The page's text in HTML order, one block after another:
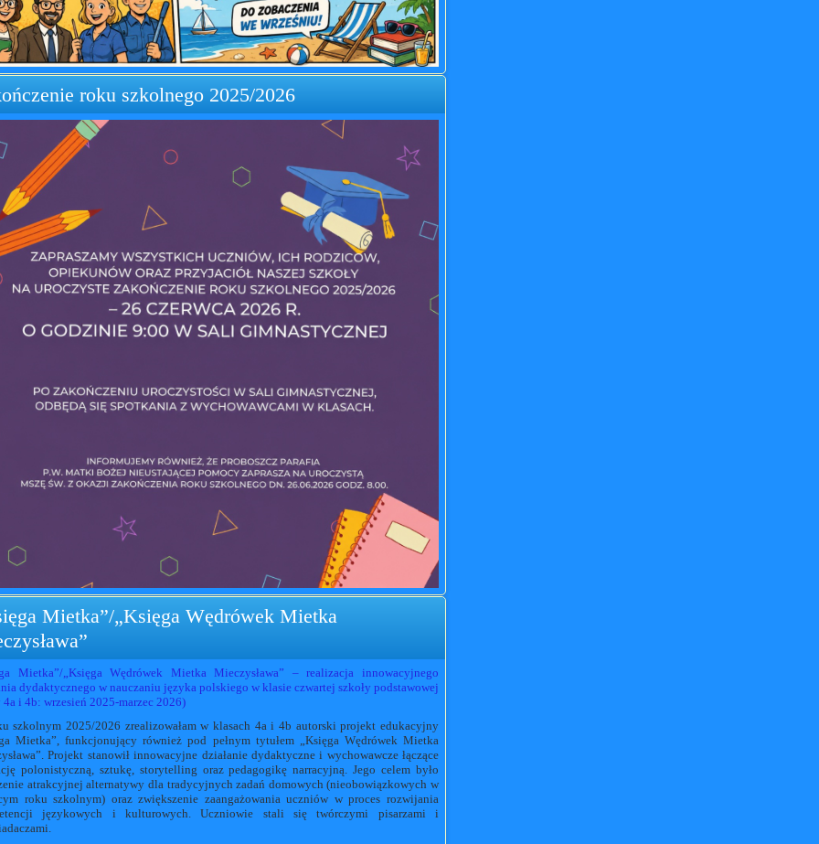
roku szkolnego 2025/2026
Mietka”/„Księga Wędrówek Mietka
Mietka”/„Księga Wędrówek Mietka Mieczysława” – realizacja innowacyjnego
dydaktycznego w nauczaniu języka polskiego w klasie czwartej szkoły podstawowej
4a i 4b: wrzesień 2025-marzec 2026)
szkolnym 2025/2026 zrealizowałam w klasach 4a i 4b autorski projekt edukacyjny
Mietka”, funkcjonujący również pod pełnym tytułem „Księga Wędrówek Mietka
Projekt stanowił innowacyjne działanie dydaktyczne i wychowawcze łączące
polonistyczną, sztukę, storytelling oraz pedagogikę narracyjną. Jego celem było
atrakcyjnej alternatywy dla tradycyjnych zadań domowych (nieobowiązkowych w
roku szkolnym) oraz zwiększenie zaangażowania uczniów w proces rozwijania
językowych i kulturowych. Uczniowie stali się twórczymi pisarzami i